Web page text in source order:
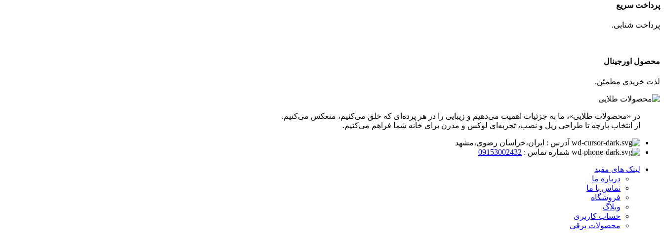
پرداخت سریع
پرداخت شتابی.
محصول اورجینال
لذت خریدی مطمئن.
در «محصولات طلایی»، ما به جزئیات اهمیت می‌دهیم و زیبایی را در هر پرده‌ای که خلق می‌کنیم، منعکس می‌کنیم.
از انتخاب پارچه تا طراحی ریل و نصب، تجربه‌ای لوکس و مدرن برای خانه شما فراهم می‌کنیم.
آدرس : ایران،خراسان رضوی،مشهد
شماره تماس : 09153002432
لینک های مفید
درباره ما
تماس با ما
فروشگاه
وبلاگ
حساب کاربری
محصولات برقی